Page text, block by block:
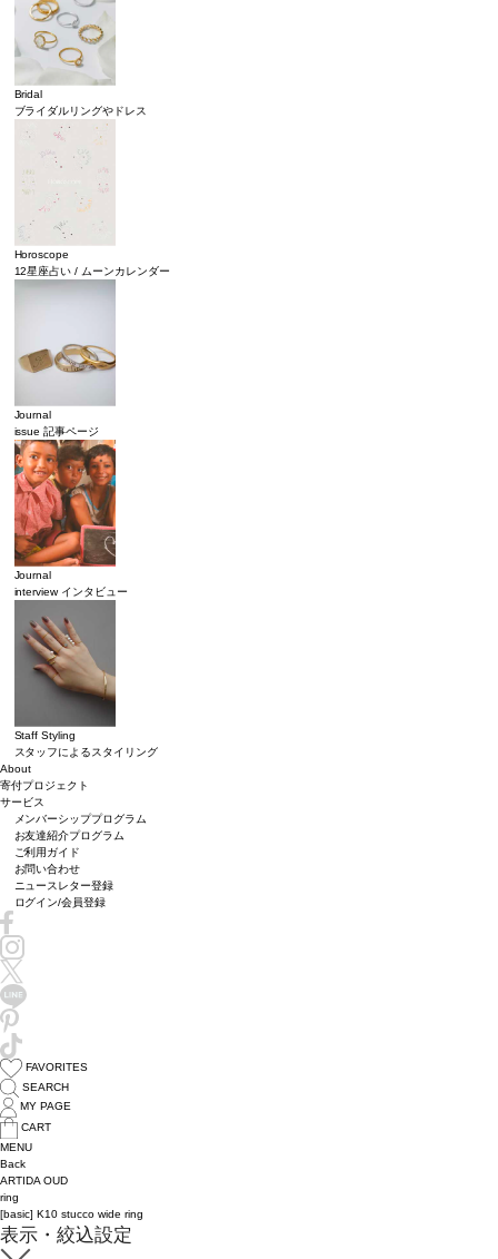
Bridal
ブライダルリングやドレス
Horoscope
12星座占い / ムーンカレンダー
Journal
issue 記事ページ
Journal
interview インタビュー
Staff Styling
スタッフによるスタイリング
About
寄付プロジェクト
サービス
メンバーシッププログラム
お友達紹介プログラム
ご利用ガイド
お問い合わせ
ニュースレター登録
ログイン/会員登録
FAVORITES
SEARCH
MY PAGE
CART
MENU
Back
ARTIDA OUD
ring
[basic] K10 stucco wide ring
表示・絞込設定